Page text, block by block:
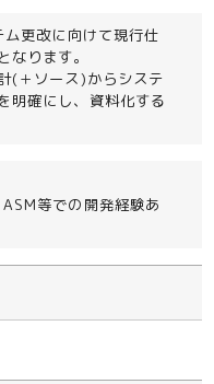
更改に向けて現行仕
なります。
(＋ソース)からシステ
明確にし、資料化する
等での開発経験あ